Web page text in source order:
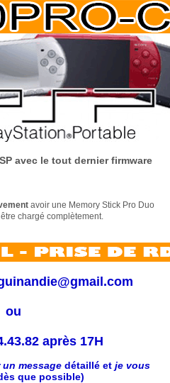
avec le tout dernier firmware
avoir une Memory Stick Pro Duo
chargé complètement.
ou
après 17H
un message détaillé et je vous
que possible)